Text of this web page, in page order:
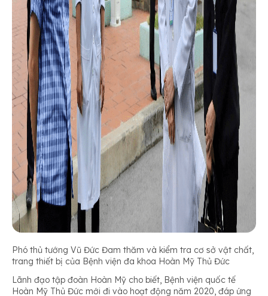
Phó thủ tướng Vũ Đức Đam thăm và kiểm tra cơ sở vật chất,
trang thiết bị của Bệnh viện đa khoa Hoàn Mỹ Thủ Đức
Lãnh đạo tập đoàn Hoàn Mỹ cho biết, Bệnh viện quốc tế
Hoàn Mỹ Thủ Đức mới đi vào hoạt động năm 2020, đáp ứng